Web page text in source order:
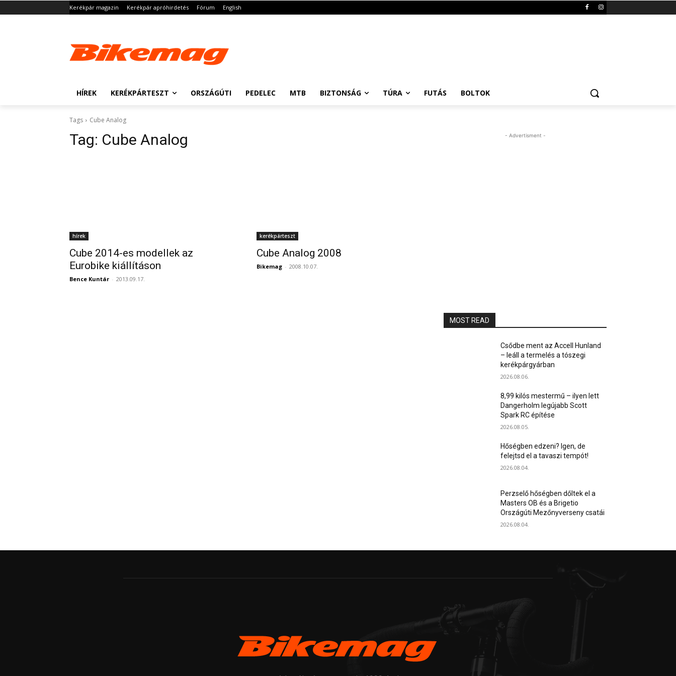
Kerékpár magazin Kerékpár apróhirdetés Fórum English
HÍREK KERÉKPÁRTESZT ORSZÁGÚTI PEDELEC MTB BIZTONSÁG TÚRA FUTÁS BOLTOK
Tags Cube Analog
Tag: Cube Analog
hírek
Cube 2014-es modellek az
Eurobike kiállításon
Bence Kuntár - 2013.09.17.
kerékpárteszt
Cube Analog 2008
Bikemag - 2008.10.07.
- Advertisment -
MOST READ
Csődbe ment az Accell Hunland
– leáll a termelés a tószegi
kerékpárgyárban
2026.08.06.
8,99 kilós mestermű – ilyen lett
Dangerholm legújabb Scott
Spark RC építése
2026.08.05.
Hőségben edzeni? Igen, de
felejtsd el a tavaszi tempót!
2026.08.04.
Perzselő hőségben dőltek el a
Masters OB és a Brigetio
Országúti Mezőnyverseny csatái
2026.08.04.